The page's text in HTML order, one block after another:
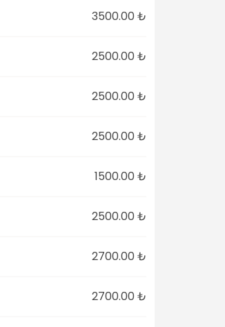
3500.00 ₺
2500.00 ₺
2500.00 ₺
2500.00 ₺
1500.00 ₺
2500.00 ₺
2700.00 ₺
2700.00 ₺